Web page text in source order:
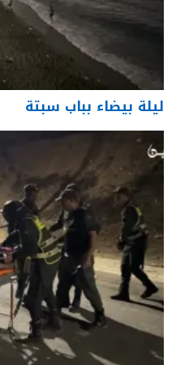
ليلة بيضاء بباب سبتة